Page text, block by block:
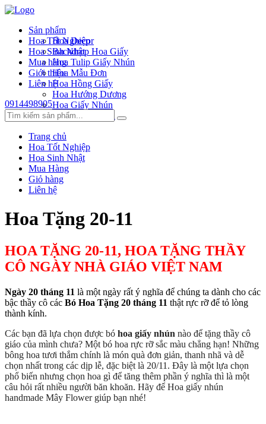
Sản phẩm
Hoa Decor
Backdrop Hoa Giấy
Hoa Tulip Giấy Nhún
Hoa Mẫu Đơn
Hoa Hồng Giấy
Hoa Hướng Dương
Hoa Giấy Nhún
Hoa Hồng Xoắn
Hoa Tốt Nghiệp
Hoa Sinh Nhật
Mua hàng
Giới thiệu
Liên hệ
0914498905
Trang chủ
Hoa Tốt Nghiệp
Hoa Sinh Nhật
Mua Hàng
Giỏ hàng
Liên hệ
Hoa Tặng 20-11
HOA TẶNG 20-11, HOA TẶNG THẦY
CÔ NGÀY NHÀ GIÁO VIỆT NAM
Ngày 20 tháng 11 là một ngày rất ý nghĩa để chúng ta dành cho các
bậc thầy cô các Bó Hoa Tặng 20 tháng 11 thật rực rỡ để tỏ lòng
thành kính.
Các bạn đã lựa chọn được bó hoa giấy nhún nào để tặng thầy cô
giáo của mình chưa? Một bó hoa rực rỡ sắc màu chẳng hạn! Những
bông hoa tươi thắm chính là món quà đơn giản, thanh nhã và dễ
chọn nhất trong các dịp lễ, đặc biệt là 20/11. Đây là một lựa chọn
phổ biến nhưng chọn hoa gì để tăng thêm phần ý nghĩa thì là một
câu hỏi rất nhiều người băn khoăn. Hãy để Hoa giấy nhún
handmade Mây Flower giúp bạn nhé!